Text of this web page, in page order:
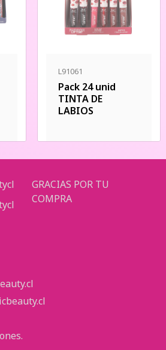
L91061
Pack 24 unid
TINTA DE
LABIOS
GRACIAS POR TU
COMPRA